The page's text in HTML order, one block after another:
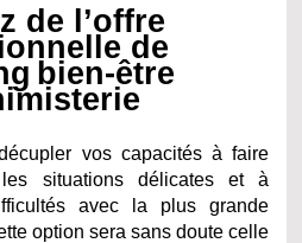
de l’offre
de
bien-être
vos capacités à faire
situations délicates et à
avec la plus grande
option sera sans doute celle